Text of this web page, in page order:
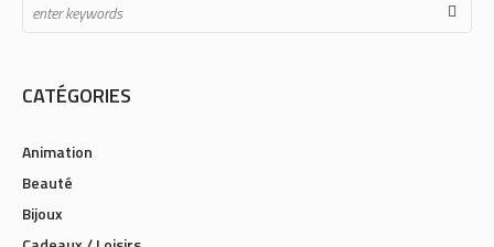
CATÉGORIES
Animation
Beauté
Bijoux